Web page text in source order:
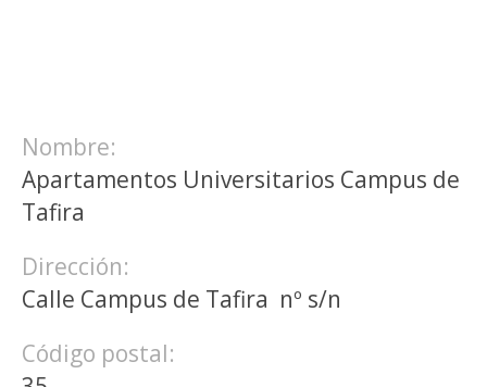
Nombre:
Apartamentos Universitarios Campus de
Tafira
Dirección:
Calle Campus de Tafira nº s/n
Código postal: